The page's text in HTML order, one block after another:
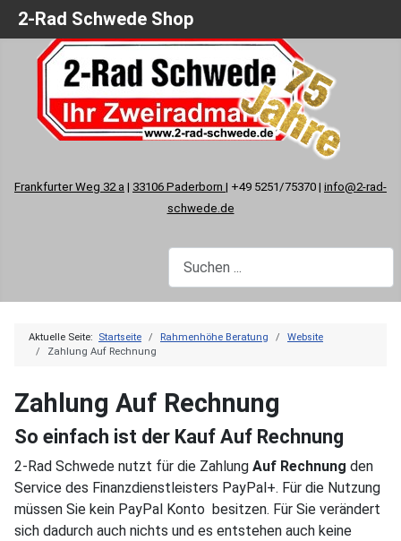
Frankfurter Weg 32 a | 33106 Paderborn | +49 5251/75370 | info@2-rad-
schwede.de
Aktuelle Seite: Startseite Rahmenhöhe Beratung
Website
Zahlung Auf Rechnung
Zahlung Auf Rechnung
So einfach ist der Kauf Auf Rechnung
2-Rad Schwede nutzt für die Zahlung Auf Rechnung den
Service des Finanzdienstleisters PayPal+. Für die Nutzung
müssen Sie kein PayPal Konto besitzen. Für Sie verändert
sich dadurch auch nichts und es entstehen auch keine
2-Rad Schwede Shop